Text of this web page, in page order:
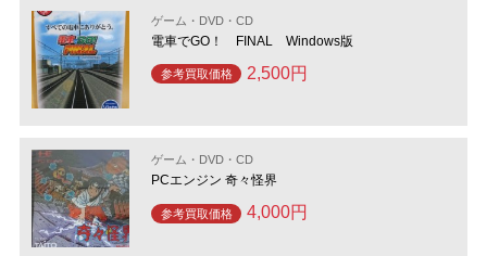
ゲーム・DVD・CD
電車でGO！ FINAL Windows版
参考買取価格 2,500円
ゲーム・DVD・CD
PCエンジン 奇々怪界
参考買取価格 4,000円